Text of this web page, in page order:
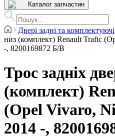
Каталог запчастин
Двері задні та комплектуючі
низ (комплект) Renault Trafic
-, 8200169872 Б/В
Трос задніх
(комплект)
(Opel Vivaro,
2014 -,